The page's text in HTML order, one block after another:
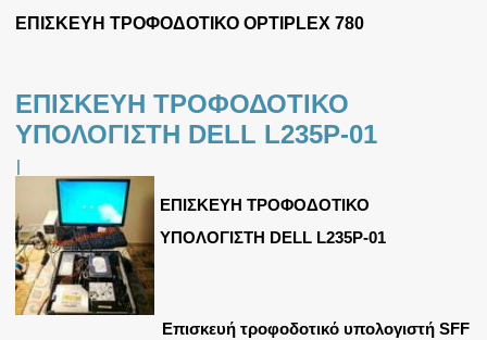
ΕΠΙΣΚΕΥΗ ΤΡΟΦΟΔΟΤΙΚΟ OPTIPLEX 780
ΕΠΙΣΚΕΥΗ ΤΡΟΦΟΔΟΤΙΚΟ
ΥΠΟΛΟΓΙΣΤΗ DELL L235P-01
|
ΕΠΙΣΚΕΥΗ ΤΡΟΦΟΔΟΤΙΚΟ
ΥΠΟΛΟΓΙΣΤΗ DELL L235P-01
Επισκευή τροφοδοτικό υπολογιστή SFF